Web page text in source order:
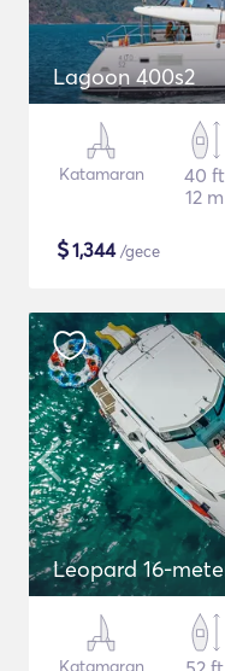
Lagoon 400s2
Katamaran
40 ft
12 m
$1,344/gece
Leopard 16-
Katamaran